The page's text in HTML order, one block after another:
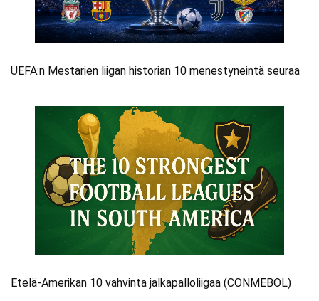
UEFA:n Mestarien liigan historian 10 menestyneintä seuraa
Etelä-Amerikan 10 vahvinta jalkapalloliigaa (CONMEBOL)